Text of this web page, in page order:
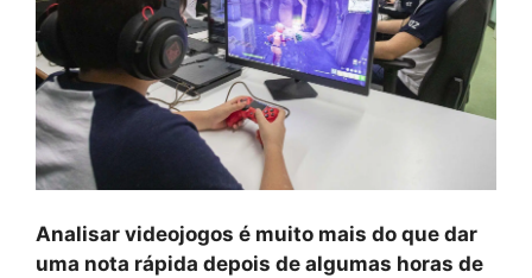
Analisar videojogos é muito mais do que dar
uma nota rápida depois de algumas horas de